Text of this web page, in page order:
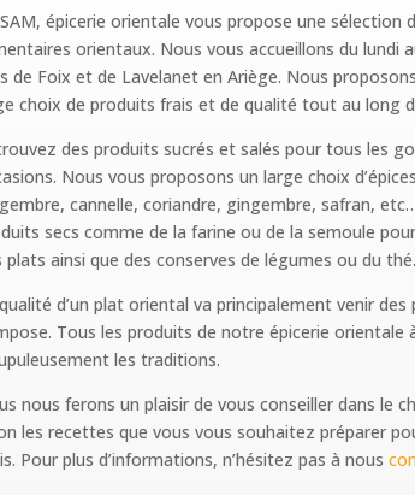
épicerie orientale vous propose une sélection
orientaux. Nous vous accueillons du lundi
de Foix et de Lavelanet en Ariège. Nous
choix de produits frais et de qualité tout au long
des produits sucrés et salés pour tous les
Nous vous proposons un large choix
cannelle, coriandre, gingembre, safran,
secs comme de la farine ou de la semoule
plats ainsi que des conserves de légumes ou du thé.
d’un plat oriental va principalement venir des
Tous les produits de notre épicerie orientale
les traditions.
nous ferons un plaisir de vous conseiller dans le
les recettes que vous vous souhaitez préparer
Pour plus d’informations, n’hésitez pas à nous